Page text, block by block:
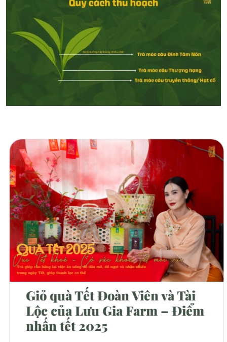
Trà Mộc – Loại trà tinh khiết
mộc mạc nhất